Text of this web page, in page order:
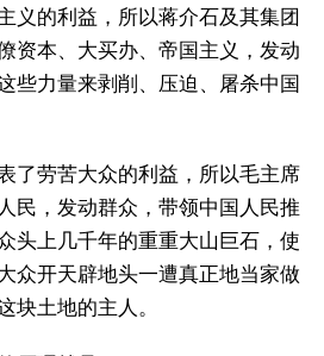
义的利益，所以蒋介石及其集团
资本、大买办、帝国主义，发动
些力量来剥削、压迫、屠杀中国
了劳苦大众的利益，所以毛主席
民，发动群众，带领中国人民推
头上几千年的重重大山巨石，使
众开天辟地头一遭真正地当家做
块土地的主人。